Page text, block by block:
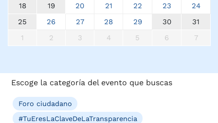
18
19 20 21 22 23
24
25
26 27 28 29 30
31
1
2 3 4 5 6 7
Escoge la categoría del evento que buscas
Foro ciudadano
#TuEresLaClaveDeLaTransparencia